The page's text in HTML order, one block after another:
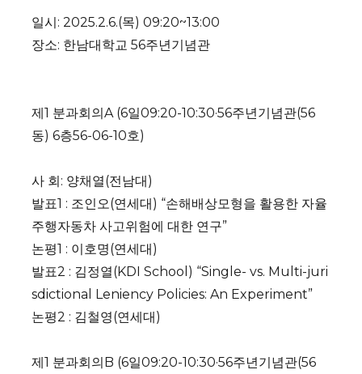
일시: 2025.2.6.(목) 09:20~13:00
장소: 한남대학교 56주년기념관
제1 분과회의A (6일09:20-10:30·56주년기념관(56
동) 6층56-06-10호)
사 회: 양채열(전남대)
발표1 : 조인오(연세대) “손해배상모형을 활용한 자율
주행자동차 사고위험에 대한 연구”
논평1 : 이호명(연세대)
발표2 : 김정열(KDI School) “Single- vs. Multi-juri
sdictional Leniency Policies: An Experiment”
논평2 : 김철영(연세대)
제1 분과회의B (6일09:20-10:30·56주년기념관(56